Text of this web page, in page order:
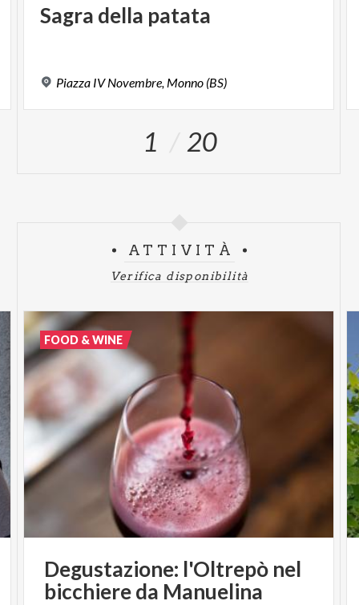
Sagra della patata
Piazza IV Novembre, Monno (BS)
1 20
ATTIVITÀ
Verifica disponibilità
Degustazione: l'Oltrepò nel
bicchiereda Manuelina
FOOD & WINE